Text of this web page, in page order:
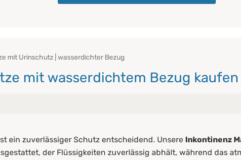
mit Urinschutz | wasserdichter Bezug
mit wasserdichtem Bezug
Matratzen
Inkontinenz Matratzen
ein zuverlässiger Schutz entscheidend. Unsere Inkontinenz
der Flüssigkeiten zuverlässig abhält, während das